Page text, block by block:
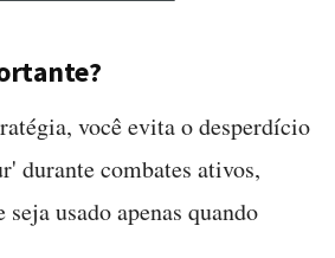
você evita o desperdício
durante combates ativos,
usado apenas quando